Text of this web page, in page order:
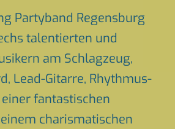
Partyband Regensburg
talentierten und
am Schlagzeug,
Lead-Gitarre, Rhythmus-
fantastischen
charismatischen